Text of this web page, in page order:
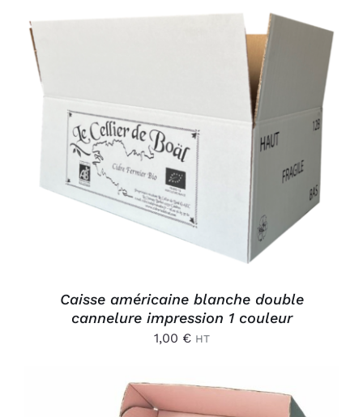
AJOUTER AU PANIER
DÉTAILS
Caisse américaine blanche double
cannelure impression 1 couleur
1,00 € HT